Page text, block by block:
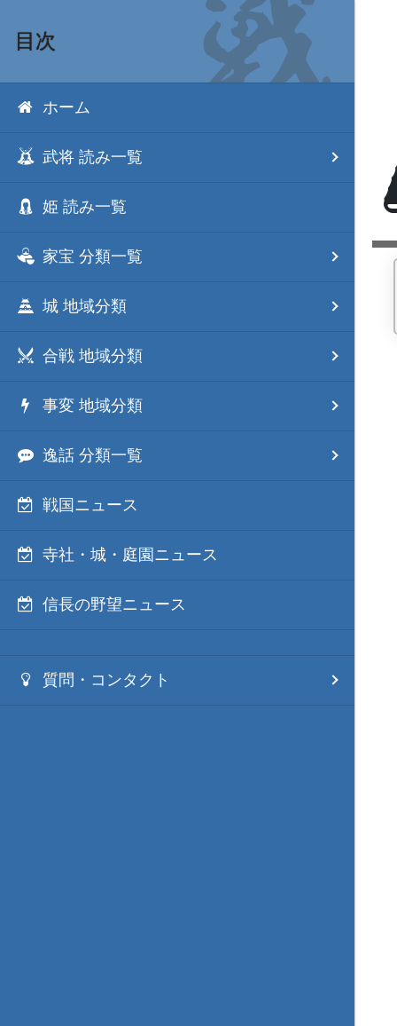
目次
ホーム
武将 読み一覧
姫 読み一覧
家宝 分類一覧
城 地域分類
合戦 地域分類
事変 地域分類
逸話 分類一覧
戦国ニュース
寺社・城・庭園ニュース
信長の野望ニュース
質問・コンタクト